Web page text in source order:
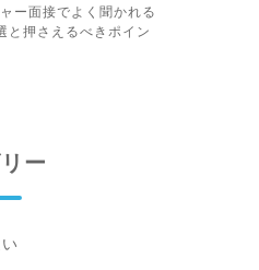
ー面接でよく聞かれる
と押さえるべきポイン
ー